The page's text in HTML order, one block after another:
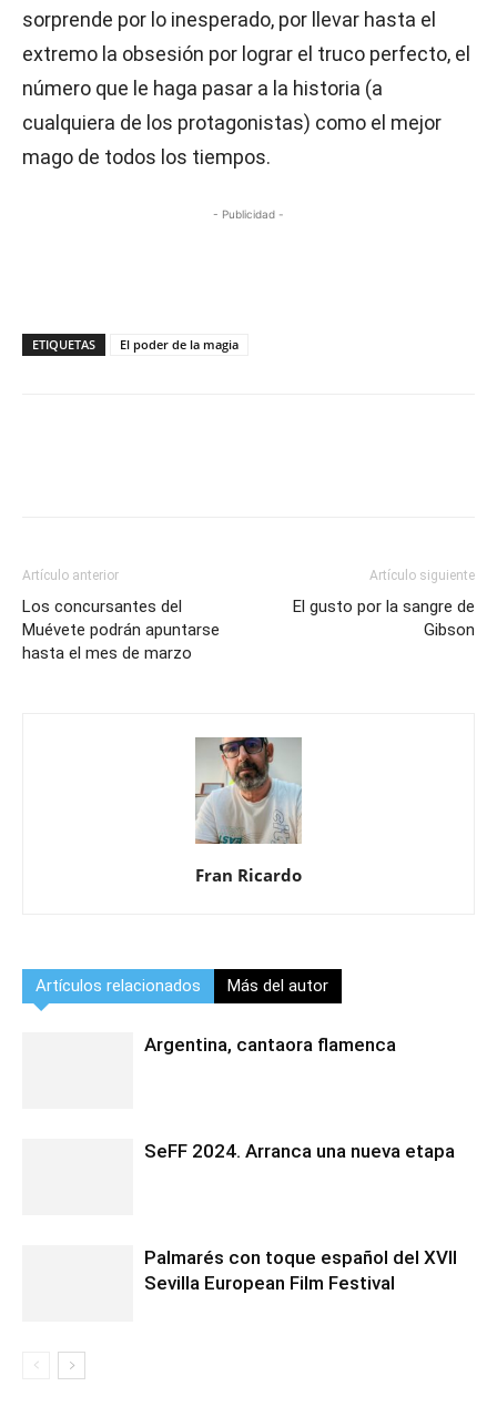
sorprende por lo inesperado, por llevar hasta el
extremo la obsesión por lograr el truco perfecto, el
número que le haga pasar a la historia (a
cualquiera de los protagonistas) como el mejor
mago de todos los tiempos.
- Publicidad -
ETIQUETAS El poder de la magia
Artículo anterior
Los concursantes del
Muévete podrán apuntarse
hasta el mes de marzo
Artículo siguiente
El gusto por la sangre de
Gibson
Fran Ricardo
Artículos relacionados Más del autor
Argentina, cantaora flamenca
SeFF 2024. Arranca una nueva etapa
Palmarés con toque español del XVII
Sevilla European Film Festival